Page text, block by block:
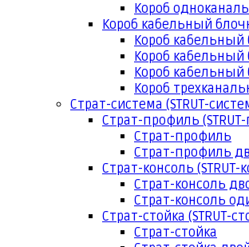
Короб
Короб кабельный
Короб
Короб кабельный
Короб кабельный
Короб
Страт-система (STRUT-
Страт-профиль
Страт-профиль
Страт-профиль
Страт-консоль (STRUT-
Страт-консоль
Страт-консоль
Страт-стойка (STRUT-
Страт-стойка